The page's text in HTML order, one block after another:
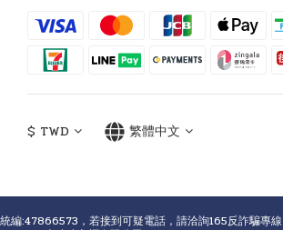
$ TWD 繁體中文
統編:47866573，若接到可疑電話，請洽詢165反詐騙專線